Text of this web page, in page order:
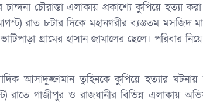
চান্দনা চৌরাস্তা এলাকায় প্রকাশ্যে কুপিয়ে হত্যা
রাত ৮টার দিকে মহানগরীর ব্যস্ততম মসজিদ
গ্রামের হাসান জামালের ছেলে। পরিবার
আসাদুজ্জামান তুহিনকে কুপিয়ে হত্যার ঘটনায়
রাতে গাজীপুর ও রাজধানীর বিভিন্ন এলাকায়